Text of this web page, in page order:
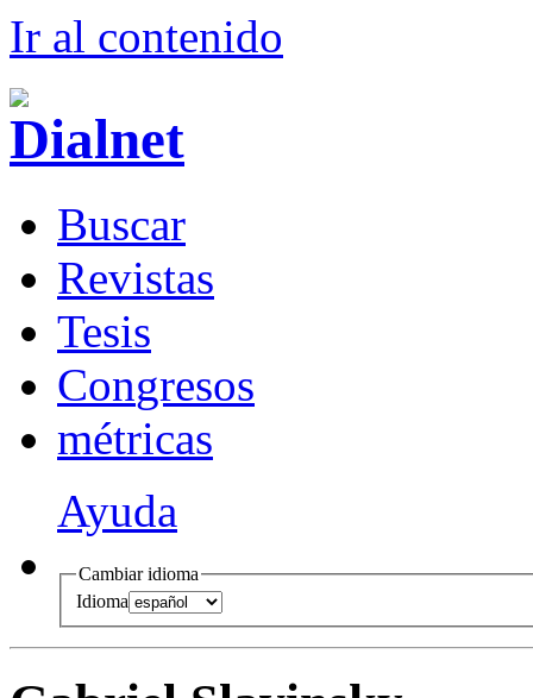
Ir al contenido
Buscar
Revistas
Tesis
Congresos
métricas
Ayuda
Cambiar idioma
Idioma